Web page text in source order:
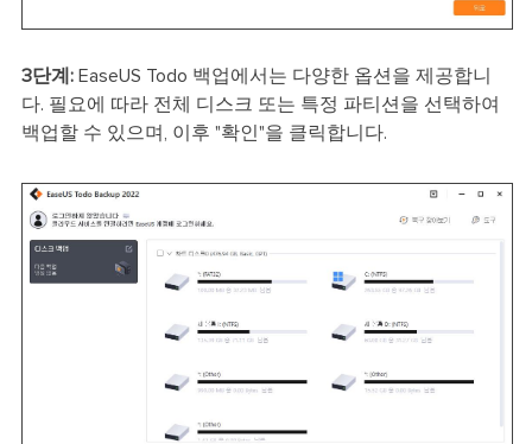
3단계: EaseUS Todo 백업에서는 다양한 옵션을 제공합니
다. 필요에 따라 전체 디스크 또는 특정 파티션을 선택하여
백업할 수 있으며, 이후 "확인"을 클릭합니다.